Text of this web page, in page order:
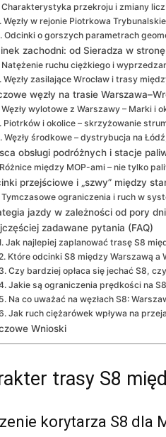
Charakterystyka przekroju i zmiany
Węzły w rejonie Piotrkowa
Odcinki o gorszych parametrach
zachodni: od Sieradza w stronę
Natężenie ruchu ciężkiego i
Węzły zasilające Wrocław i trasy
węzły na trasie
Węzły wylotowe z Warszawy – Marki i
Piotrków i okolice – skrzyżowanie
Węzły środkowe – dystrybucja na
obsługi podróżnych i stacje
Różnice między MOP-ami – nie tylko
przejściowe i „szwy” między
Tymczasowe ograniczenia i ruch w
jazdy w zależności od pory
zadawane pytania (FAQ)
Jak najlepiej zaplanować trasę S8
Które odcinki S8 między Warszawą a
Czy bardziej opłaca się jechać S8,
Jakie są ograniczenia prędkości na
Na co uważać na węzłach S8:
Jak ruch ciężarówek wpływa na
Wnioski
trasy S8
korytarza S8 dla